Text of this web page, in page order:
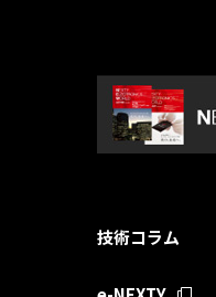
技術コラム